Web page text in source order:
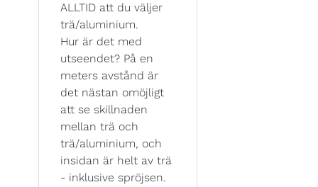
ALLTID att du väljer
trä/aluminium.
Hur är det med
utseendet? På en
meters avstånd är
det nästan omöjligt
att se skillnaden
mellan trä och
trä/aluminium, och
insidan är helt av trä
- inklusive spröjsen.